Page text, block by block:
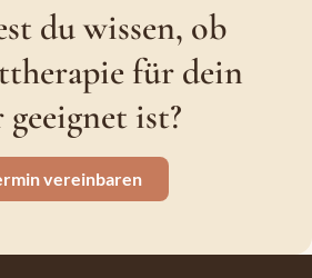
du wissen, ob
für dein
ist?
vereinbaren